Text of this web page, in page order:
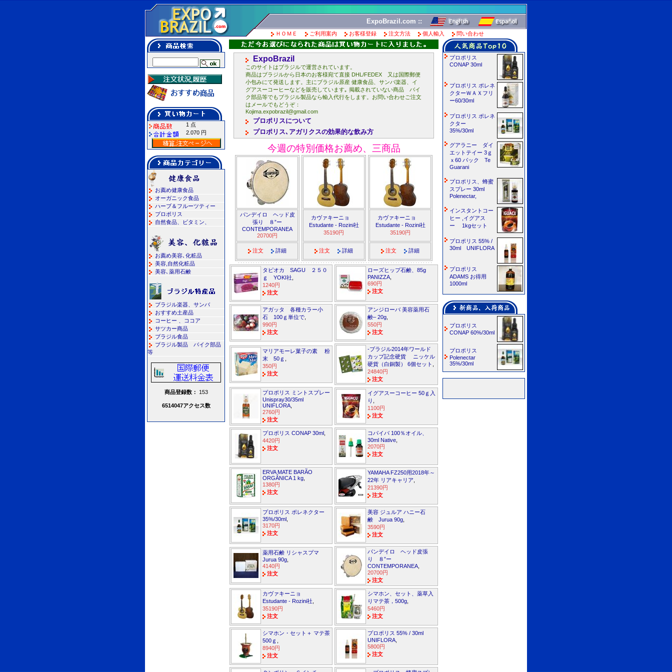
ExpoBrazil.com ::
ＨＯＭＥ ご利用案内 お客様登録 注文方法 個人輸入 問い合わせ
1 点
2.070 円
お薦め健康食品
オーガニック食品
ハーブ＆フルーツティー
プロポリス
自然食品、ビタミン、
お薦め美容､化粧品
美容,自然化粧品
美容､薬用石鹸
ブラジル楽器、サンバ
おすすめ土産品
コーヒー 、ココア
サツカー商品
ブラジル食品
ブラジル製品 バイク部品
等
商品登録数： 153
6514047アクセス数
ExpoBrazil
このサイトはブラジルで運営されています。
商品はブラジルから日本のお客様宛て直接 DHL/FEDEX 又は国際郵便
小包みにて発送します。主にブラジル原産 健康食品、サンバ楽器、イ
グアスーコーヒーなどを販売しています｡ 掲載されていない商品 バイ
ク部品等でもブラジル製品なら輸入代行をします。お問い合わせご注文
はメールでもどうぞ：
Kojima.expobrazil@gmail.com
プロポリスについて
プロポリス､アガリクスの効果的な飲み方
今週の特別価格お薦め、三商品
パンデイロ ヘッド皮
張り ８”ー
CONTEMPORANEA
20700円
注文 詳細
カヴァキーニョ
Estudante - Rozini社
35190円
注文 詳細
カヴァキーニョ
Estudante - Rozini社
35190円
注文 詳細
タピオカ SAGU ２５０
ｇ YOKI社
1240円
注文
ローズヒップ石鹸、85g
PANIZZA
690円
注文
アガッタ 各種カラー小
石 100ｇ単位で
990円
注文
アンジローバ 美容薬用石
鹸– 20g
550円
注文
マリアモーレ菓子の素 粉
末 50ｇ
350円
注文
-ブラジル2014年ワールド
カップ記念硬貨 ニッケル
硬貨（白銅製） 6個セット
24840円
注文
プロポリス ミントスプレー
Unispray30/35ml
UNIFLORA
2760円
注文
イグアスーコーヒー 50ｇ入
り
1100円
注文
プロポリス CONAP 30ml
4420円
注文
コパイバ 100％オイル、
30ml Native
2070円
注文
ERVA MATE BARÃO
ORGÂNICA 1 kg
1380円
注文
YAMAHA FZ250用2018年～
22年 リアキャリア
21390円
注文
プロポリス ポレネクター
35%/30ml
3170円
注文
美容 ジュルア ハニー石
鹸 Jurua 90g
3590円
注文
薬用石鹸 リシャスプマ
Jurua 90g
4140円
注文
パンデイロ ヘッド皮張
り ８”ー
CONTEMPORANEA
20700円
注文
カヴァキーニョ
Estudante - Rozini社
35190円
注文
シマホン、セット、薬草入
りマテ茶，500g
5460円
注文
シマホン・セット＋ マテ茶
500ｇ
8940円
注文
プロポリス 55% / 30ml
UNIFLORA
5800円
注文
プロポリス
CONAP 30ml
プロポリス ポレネ
クターＷＡＸフリ
ー60/30ml
プロポリス ポレネ
クター
35%/30ml
グアラニー ダイ
エットテイー 3ｇ
ｘ60 パック Te
Guarani
プロポリス、蜂蜜
スプレー 30ml
Polenectar,
インスタントコー
ヒー ,イグアス
ー 1kgセット
プロポリス 55% /
30ml UNIFLORA
プロポリス
ADAMS お得用
1000ml
プロポリス
CONAP 60%/30ml
プロポリス
Polenectar
35%/30ml